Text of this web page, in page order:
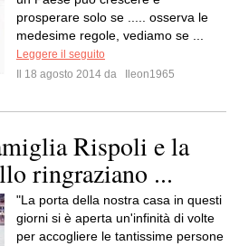
prosperare solo se ..... osserva le
medesime regole, vediamo se ...
Leggere il seguito
Il 18 agosto 2014 da
Ileon1965
Rispoli e la
ringraziano ...
"La porta della nostra casa in questi
giorni si è aperta un'infinità di volte
per accogliere le tantissime persone